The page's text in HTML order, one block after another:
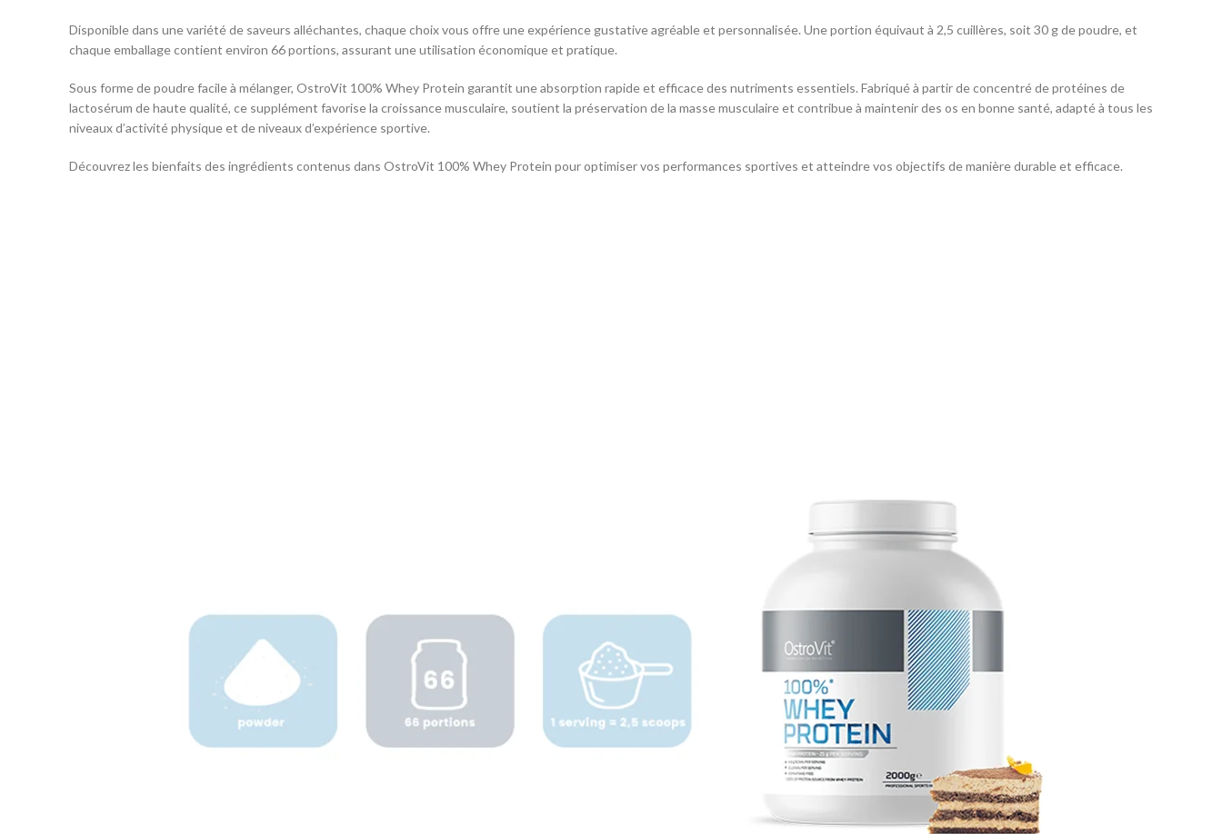
Disponible dans une variété de saveurs alléchantes, chaque choix vous offre une expérience gustative agréable et personnalisée. Une portion équivaut à 2,5 cuillères, soit 30 g de poudre, et
chaque emballage contient environ 66 portions, assurant une utilisation économique et pratique.
Sous forme de poudre facile à mélanger, OstroVit 100% Whey Protein garantit une absorption rapide et efficace des nutriments essentiels. Fabriqué à partir de concentré de protéines de
lactosérum de haute qualité, ce supplément favorise la croissance musculaire, soutient la préservation de la masse musculaire et contribue à maintenir des os en bonne santé, adapté à tous les
niveaux d’activité physique et de niveaux d’expérience sportive.
Découvrez les bienfaits des ingrédients contenus dans OstroVit 100% Whey Protein pour optimiser vos performances sportives et atteindre vos objectifs de manière durable et efficace.